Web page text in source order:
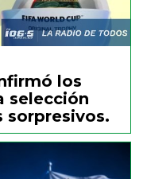
los
selección
sorpresivos.